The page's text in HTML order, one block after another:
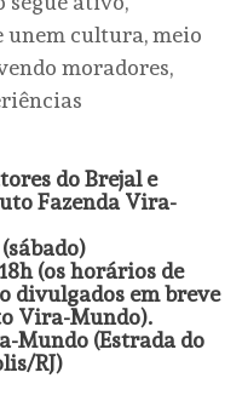
cultura, meio
moradores,
do Brejal e
Fazenda Vira-
(os horários de
divulgados em breve
Vira-Mundo).
Mundo (Estrada do
RJ)